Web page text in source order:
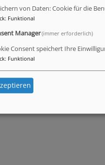
von Daten: Cookie für die
: Funktional
Manager(immer erforderlich)
Consent speichert Ihre
: Funktional